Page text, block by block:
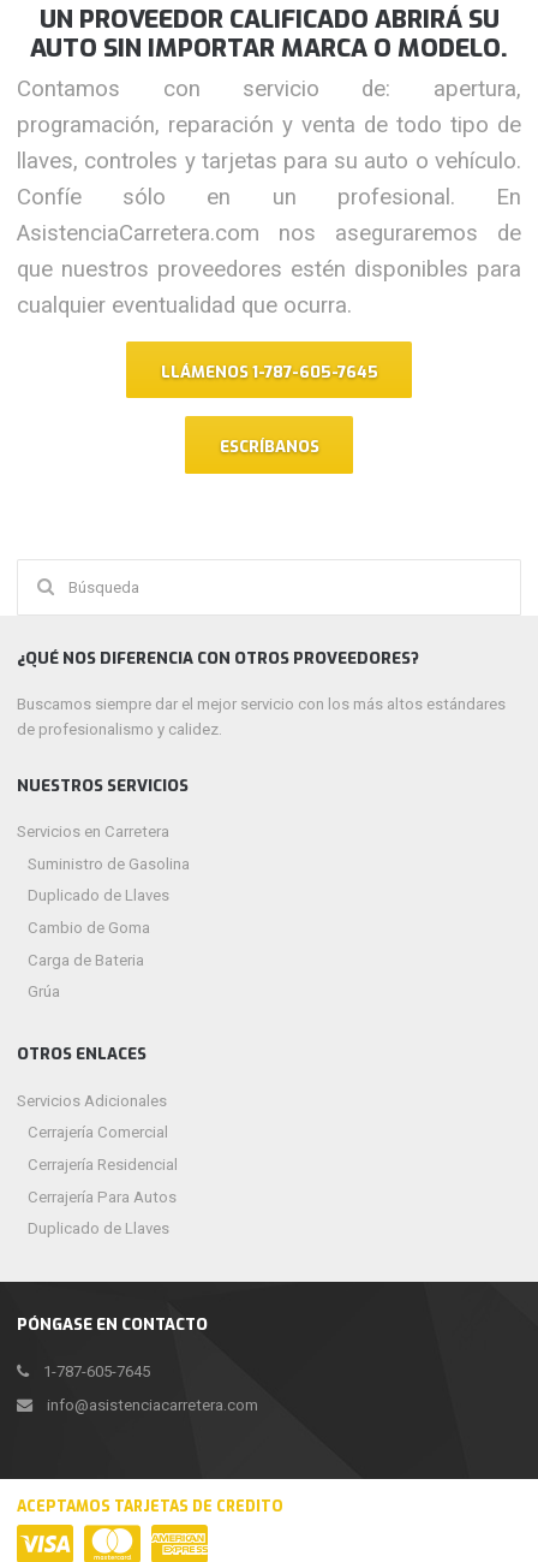
UN PROVEEDOR CALIFICADO ABRIRÁ SU
AUTO SIN IMPORTAR MARCA O MODELO.
Contamos con servicio de: apertura,
programación, reparación y venta de todo tipo de
llaves, controles y tarjetas para su auto o vehículo.
Confíe sólo en un profesional. En
AsistenciaCarretera.com nos aseguraremos de
que nuestros proveedores estén disponibles para
cualquier eventualidad que ocurra.
LLÁMENOS 1-787-605-7645
ESCRÍBANOS
PÓNGASE EN CONTACTO
1-787-605-7645
info@asistenciacarretera.com
¿QUÉ NOS DIFERENCIA CON OTROS PROVEEDORES?
Buscamos siempre dar el mejor servicio con los más altos estándares
de profesionalismo y calidez.
NUESTROS SERVICIOS
Servicios en Carretera
Suministro de Gasolina
Duplicado de Llaves
Cambio de Goma
Carga de Bateria
Grúa
OTROS ENLACES
Servicios Adicionales
Cerrajería Comercial
Cerrajería Residencial
Cerrajería Para Autos
Duplicado de Llaves
ACEPTAMOS TARJETAS DE CREDITO